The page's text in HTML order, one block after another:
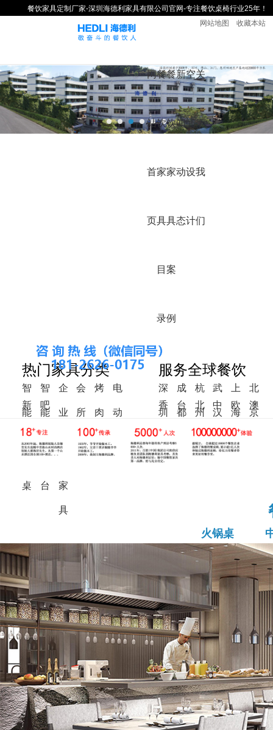
餐饮家具定制厂家-深圳海德利家具有限公司官网-专注餐饮桌椅行业25年！
收藏本站
网站地图
网
站
首
页
餐
饮
家
具
目
录
餐
饮
家
具
案
例
新
闻
动
态
空
间
设
计
关
于
我
们
热门家具分类
智
能
火
桌
智
能
调
台
企
业
家
具
会
所
家
烤
肉
桌
电
动
新
中
式
吧
椅
服务全球餐饮
深
圳
成
都
杭
州
武
汉
上
海
北
京
香
港
台 北
美
中
东
欧
洲
澳
洲
火锅桌